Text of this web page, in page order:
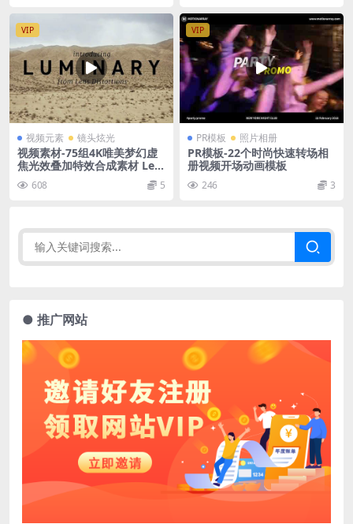
VIP
视频元素 镜头炫光
视频素材-75组4K唯美梦幻虚
焦光效叠加特效合成素材 Len
s Distortions – Luminary 4
K 608 5
VIP
PR模板 照片相册
PR模板-22个时尚快速转场相
册视频开场动画模板
246 3
● 推广网站